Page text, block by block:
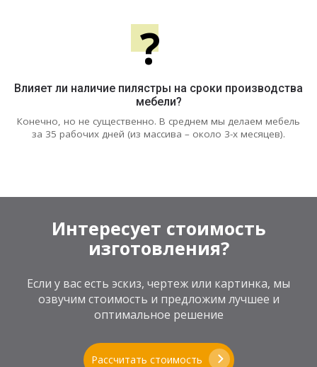
?
Влияет ли наличие пилястры на сроки производства
мебели?
Конечно, но не существенно. В среднем мы делаем мебель
за 35 рабочих дней (из массива – около 3-х месяцев).
Интересует стоимость
изготовления?
Если у вас есть эскиз, чертеж или картинка, мы
озвучим стоимость и предложим лучшее и
оптимальное решение
Рассчитать стоимость